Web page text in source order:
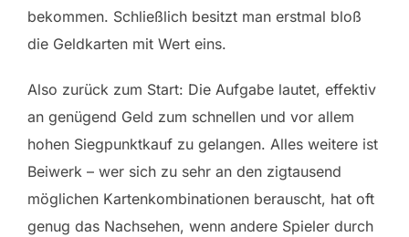
bekommen. Schließlich besitzt man erstmal bloß
die Geldkarten mit Wert eins.
Also zurück zum Start: Die Aufgabe lautet, effektiv
an genügend Geld zum schnellen und vor allem
hohen Siegpunktkauf zu gelangen. Alles weitere ist
Beiwerk – wer sich zu sehr an den zigtausend
möglichen Kartenkombinationen berauscht, hat oft
genug das Nachsehen, wenn andere Spieler durch